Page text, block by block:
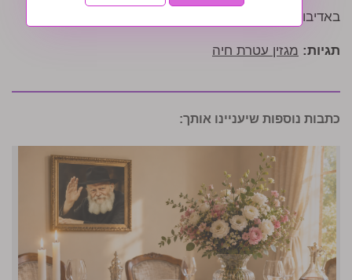
באדיבות: מגזין עטרת חיה
תגיות: מגזין עטרת חיה
כתבות נוספות שיעניינו אותך: